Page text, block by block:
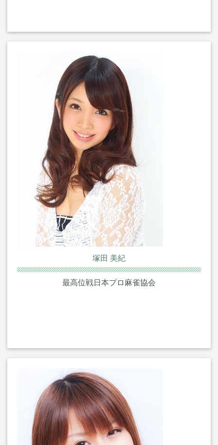
塚田 美紀
最高位戦日本プロ麻雀協会